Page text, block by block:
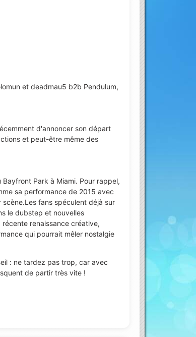
et deadmau5 b2b Pendulum,
d'annoncer son départ
et peut-être même des
Park à Miami. Pour rappel,
sa performance de 2015 avec
fans spéculent déjà sur
le dubstep et nouvelles
renaissance créative,
qui pourrait mêler nostalgie
: ne tardez pas trop, car avec
de partir très vite !